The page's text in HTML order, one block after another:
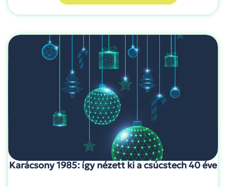
Karácsony 1985: így nézett ki a csúcstech 40 éve